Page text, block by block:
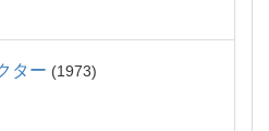
ター 1973